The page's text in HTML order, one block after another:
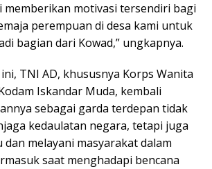
memberikan motivasi tersendiri bagi
perempuan di desa kami untuk
bagian dari Kowad,” ungkapnya.
TNI AD, khususnya Korps Wanita
Iskandar Muda, kembali
sebagai garda terdepan tidak
kedaulatan negara, tetapi juga
melayani masyarakat dalam
saat menghadapi bencana